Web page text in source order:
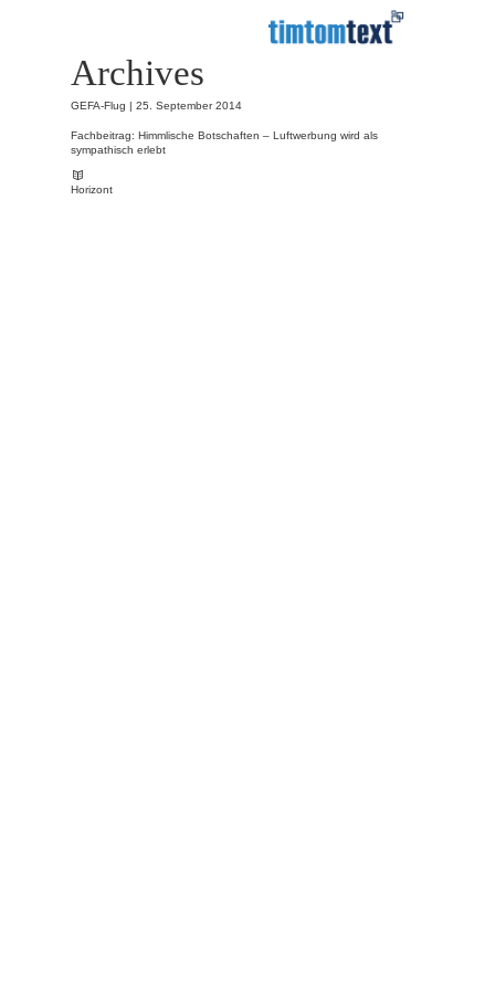
Archives
GEFA-Flug | 25. September 2014
Fachbeitrag: Himmlische Botschaften – Luftwerbung wird als
sympathisch erlebt
Horizont